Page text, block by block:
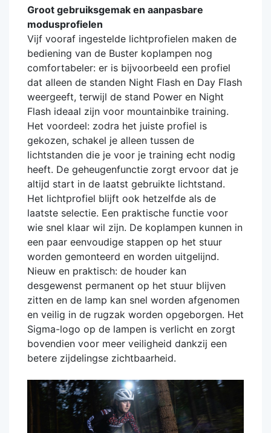
Groot gebruiksgemak en aanpasbare
modusprofielen
Vijf vooraf ingestelde lichtprofielen maken de
bediening van de Buster koplampen nog
comfortabeler: er is bijvoorbeeld een profiel
dat alleen de standen Night Flash en Day Flash
weergeeft, terwijl de stand Power en Night
Flash ideaal zijn voor mountainbike training.
Het voordeel: zodra het juiste profiel is
gekozen, schakel je alleen tussen de
lichtstanden die je voor je training echt nodig
heeft. De geheugenfunctie zorgt ervoor dat je
altijd start in de laatst gebruikte lichtstand.
Het lichtprofiel blijft ook hetzelfde als de
laatste selectie. Een praktische functie voor
wie snel klaar wil zijn. De koplampen kunnen in
een paar eenvoudige stappen op het stuur
worden gemonteerd en worden uitgelijnd.
Nieuw en praktisch: de houder kan
desgewenst permanent op het stuur blijven
zitten en de lamp kan snel worden afgenomen
en veilig in de rugzak worden opgeborgen. Het
Sigma-logo op de lampen is verlicht en zorgt
bovendien voor meer veiligheid dankzij een
betere zijdelingse zichtbaarheid.